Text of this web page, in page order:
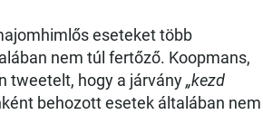
eseteket több
nem túl fertőző. Koopmans,
tweetelt, hogy a járvány„kezd
behozott esetek általában nem